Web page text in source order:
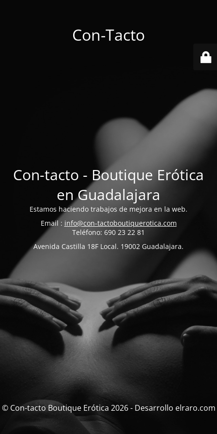
Con-Tacto
Con-tacto - Boutique Erótica
en Guadalajara
Estamos haciendo trabajos de mejora en la web.
Email : info@con-tactoboutiquerotica.com
Teléfono: 690 23 22 81
Avenida Castilla 18F Local. 19002 Guadalajara.
© Con-tacto Boutique Erótica 2026 - Desarrollo elraro.com